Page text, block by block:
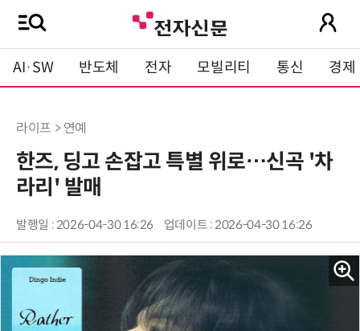
AI·SW 반도체 전자 모빌리티 통신 경제
라이프 > 연예
한즈, 딩고 손잡고 특별 위로…신곡 '차
라리' 발매
발행일 : 2026-04-30 16:26 업데이트 : 2026-04-30 16:26